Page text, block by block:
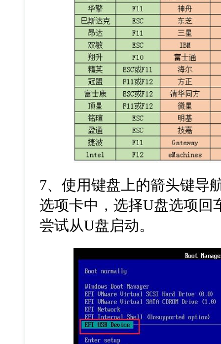
7、使用键盘上的箭头键导
选项卡中，选择U盘选项回
尝试从U盘启动。